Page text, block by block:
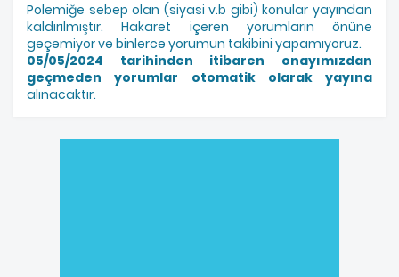
Polemiğe sebep olan (siyasi v.b gibi) konular yayından
kaldırılmıştır. Hakaret içeren yorumların önüne
geçemiyor ve binlerce yorumun takibini yapamıyoruz.
05/05/2024 tarihinden itibaren onayımızdan
geçmeden yorumlar otomatik olarak yayına
alınacaktır.